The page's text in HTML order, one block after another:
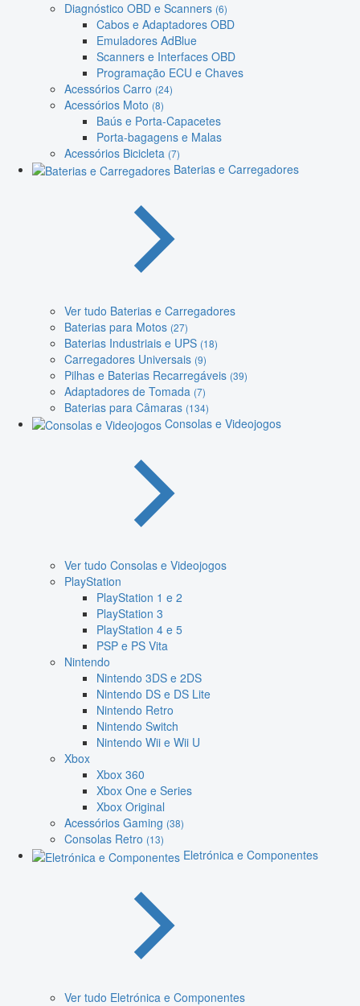
Diagnóstico OBD e Scanners (6)
Cabos e Adaptadores OBD
Emuladores AdBlue
Scanners e Interfaces OBD
Programação ECU e Chaves
Acessórios Carro (24)
Acessórios Moto (8)
Baús e Porta-Capacetes
Porta-bagagens e Malas
Acessórios Bicicleta (7)
Baterias e Carregadores
Ver tudo Baterias e Carregadores
Baterias para Motos (27)
Baterias Industriais e UPS (18)
Carregadores Universais (9)
Pilhas e Baterias Recarregáveis (39)
Adaptadores de Tomada (7)
Baterias para Câmaras (134)
Consolas e Videojogos
Ver tudo Consolas e Videojogos
PlayStation
PlayStation 1 e 2
PlayStation 3
PlayStation 4 e 5
PSP e PS Vita
Nintendo
Nintendo 3DS e 2DS
Nintendo DS e DS Lite
Nintendo Retro
Nintendo Switch
Nintendo Wii e Wii U
Xbox
Xbox 360
Xbox One e Series
Xbox Original
Acessórios Gaming (38)
Consolas Retro (13)
Eletrónica e Componentes
Ver tudo Eletrónica e Componentes